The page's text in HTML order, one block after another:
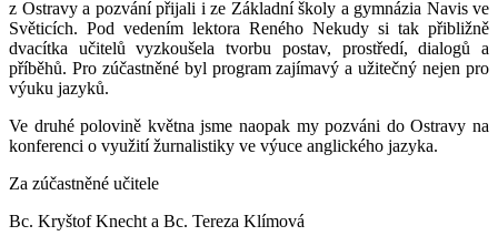
z Ostravy a pozvání přijali i ze Základní školy a gymnázia Navis ve
Světicích. Pod vedením lektora Reného Nekudy si tak přibližně
dvacítka učitelů vyzkoušela tvorbu postav, prostředí, dialogů a
příběhů. Pro zúčastněné byl program zajímavý a užitečný nejen pro
výuku jazyků.
Ve druhé polovině května jsme naopak my pozváni do Ostravy na
konferenci o využití žurnalistiky ve výuce anglického jazyka.
Za zúčastněné učitele
Bc. Kryštof Knecht a Bc. Tereza Klímová